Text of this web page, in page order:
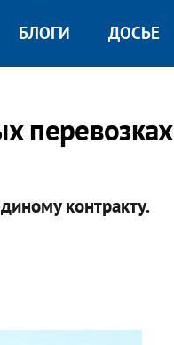
БЛОГИ ДОСЬЕ
перевозках
контракту.